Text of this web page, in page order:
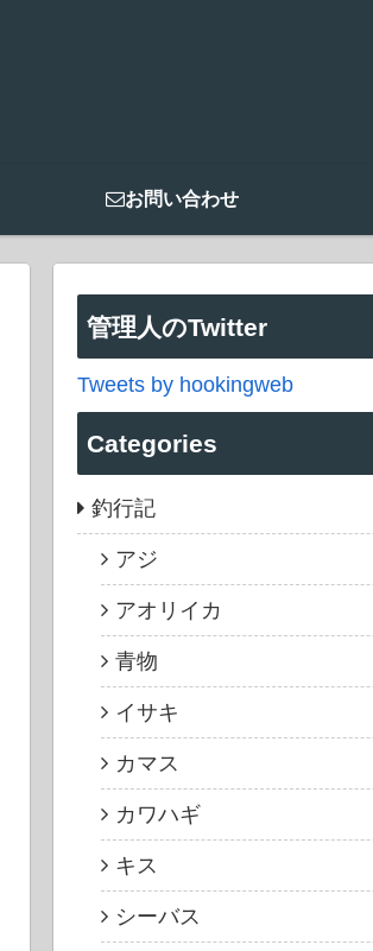
お問い合わせ
管理人のTwitter
Tweets by hookingweb
Categories
釣行記
アジ
アオリイカ
青物
イサキ
カマス
カワハギ
キス
シーバス